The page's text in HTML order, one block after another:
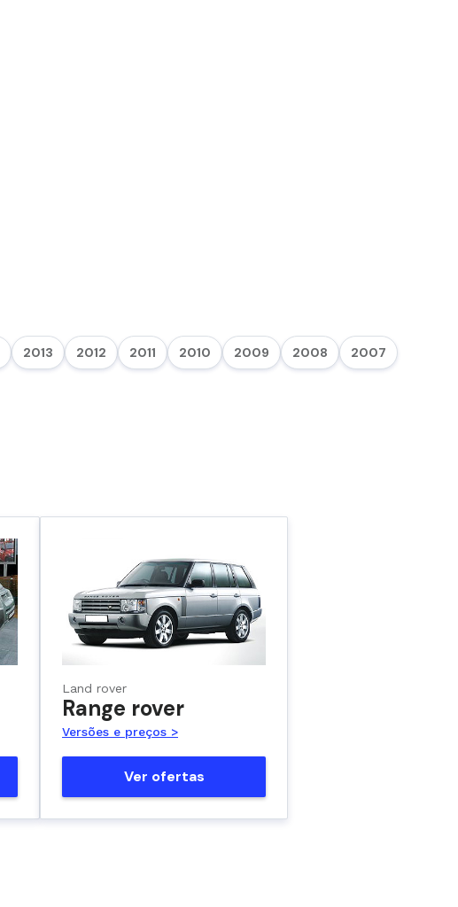
2013 2012 2011 2010 2009 2008 2007
Land rover
Range rover
Versões e preços >
Ver ofertas